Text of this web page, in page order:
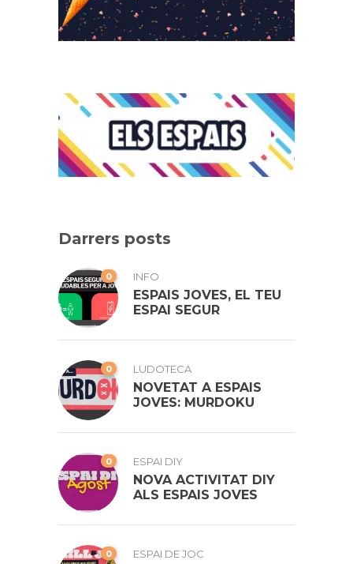
Darrers posts
0 INFO
ESPAIS JOVES, EL TEU
ESPAI SEGUR
0 LUDOTECA
NOVETAT A ESPAIS
JOVES: MURDOKU
0 ESPAI DIY
NOVA ACTIVITAT DIY
ALS ESPAIS JOVES
0 ESPAI DE JOC